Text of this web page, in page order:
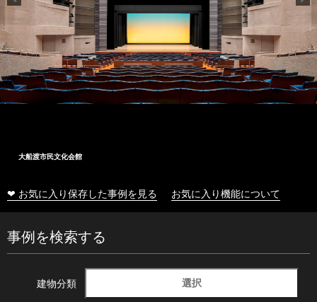
大船渡市民文化会館
❤ お気に入り保存した事例を見る お気に入り機能について
事例を検索する
建物分類 選択